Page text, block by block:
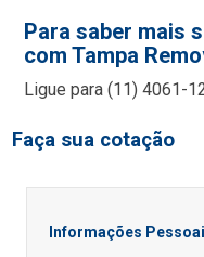
Para saber mais
com Tampa
Ligue para(11) 4061-
Faça sua cotação
Informações